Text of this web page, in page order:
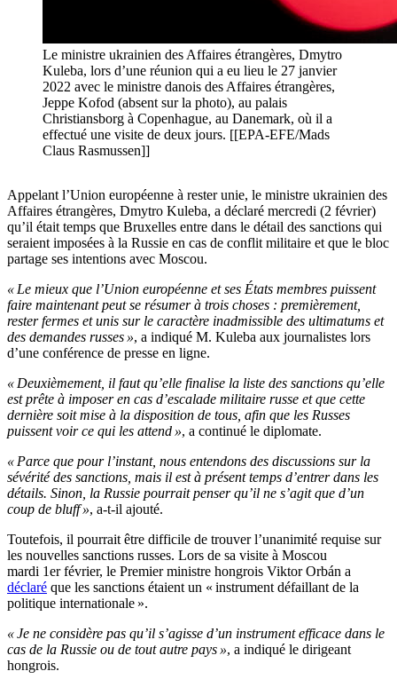
Le ministre ukrainien des Affaires étrangères, Dmytro
Kuleba, lors d’une réunion qui a eu lieu le 27 janvier
2022 avec le ministre danois des Affaires étrangères,
Jeppe Kofod (absent sur la photo), au palais
Christiansborg à Copenhague, au Danemark, où il a
effectué une visite de deux jours. [[EPA-EFE/Mads
Claus Rasmussen]]
Appelant l’Union européenne à rester unie, le ministre ukrainien des
Affaires étrangères, Dmytro Kuleba, a déclaré mercredi (2 février)
qu’il était temps que Bruxelles entre dans le détail des sanctions qui
seraient imposées à la Russie en cas de conflit militaire et que le bloc
partage ses intentions avec Moscou.
« Le mieux que l’Union européenne et ses États membres puissent
faire maintenant peut se résumer à trois choses : premièrement,
rester fermes et unis sur le caractère inadmissible des ultimatums et
des demandes russes », a indiqué M. Kuleba aux journalistes lors
d’une conférence de presse en ligne.
« Deuxièmement, il faut qu’elle finalise la liste des sanctions qu’elle
est prête à imposer en cas d’escalade militaire russe et que cette
dernière soit mise à la disposition de tous, afin que les Russes
puissent voir ce qui les attend », a continué le diplomate.
« Parce que pour l’instant, nous entendons des discussions sur la
sévérité des sanctions, mais il est à présent temps d’entrer dans les
détails. Sinon, la Russie pourrait penser qu’il ne s’agit que d’un
coup de bluff », a-t-il ajouté.
Toutefois, il pourrait être difficile de trouver l’unanimité requise sur
les nouvelles sanctions russes. Lors de sa visite à Moscou
mardi 1er février, le Premier ministre hongrois Viktor Orbán a
déclaré que les sanctions étaient un « instrument défaillant de la
politique internationale ».
« Je ne considère pas qu’il s’agisse d’un instrument efficace dans le
cas de la Russie ou de tout autre pays », a indiqué le dirigeant
hongrois.